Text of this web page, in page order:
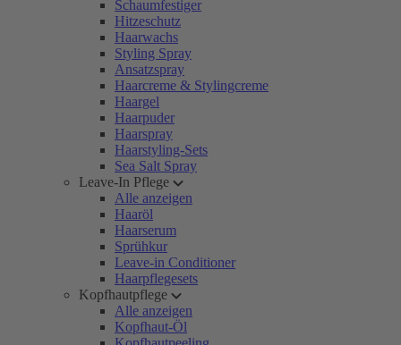
Schaumfestiger
Hitzeschutz
Haarwachs
Styling Spray
Ansatzspray
Haarcreme & Stylingcreme
Haargel
Haarpuder
Haarspray
Haarstyling-Sets
Sea Salt Spray
Leave-In Pflege
Alle anzeigen
Haaröl
Haarserum
Sprühkur
Leave-in Conditioner
Haarpflegesets
Kopfhautpflege
Alle anzeigen
Kopfhaut-Öl